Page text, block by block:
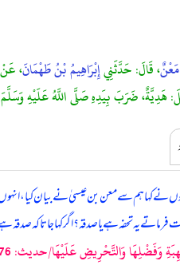
مَعْنٌ، قَالَ: حَدَّثَنِيإِبْرَاهِيمُ بْنُ طَهْمَانَ، عَنْ
هَدِيَّةٌ، ضَرَبَ بِيَدِهِ صَلَّى اللَّهُ عَلَيْهِ
نے کہا ہم سے معن بن عیسیٰ نے بیان کیا،
فرماتے یہ تحفہ ہے یا صدقہ؟ اگر کہا جاتا کہ
وَالتَّحْرِيضِ عَلَيْهَا/حدیث: 2576]